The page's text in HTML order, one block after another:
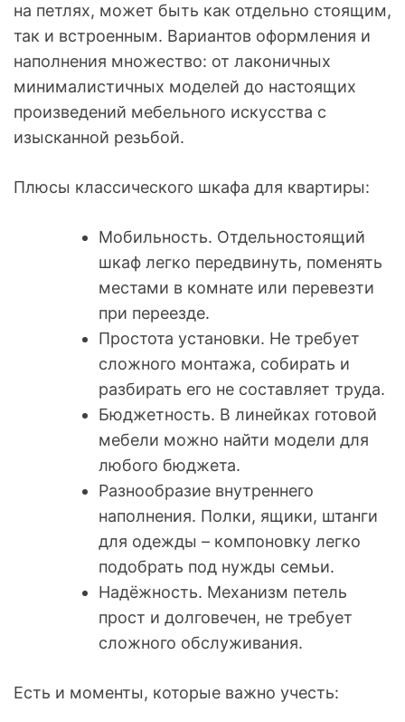
на петлях, может быть как отдельно стоящим,
так и встроенным. Вариантов оформления и
наполнения множество: от лаконичных
минималистичных моделей до настоящих
произведений мебельного искусства с
изысканной резьбой.
Плюсы классического шкафа для квартиры:
Мобильность. Отдельностоящий
шкаф легко передвинуть, поменять
местами в комнате или перевезти
при переезде.
Простота установки. Не требует
сложного монтажа, собирать и
разбирать его не составляет труда.
Бюджетность. В линейках готовой
мебели можно найти модели для
любого бюджета.
Разнообразие внутреннего
наполнения. Полки, ящики, штанги
для одежды – компоновку легко
подобрать под нужды семьи.
Надёжность. Механизм петель
прост и долговечен, не требует
сложного обслуживания.
Есть и моменты, которые важно учесть: